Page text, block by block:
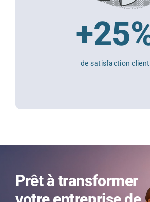
de satisfaction client
Prêt à transformer